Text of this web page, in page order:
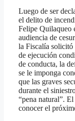
Luego de ser
el delito de
Felipe Quilaqueo
audiencia de
la Fiscalía solicitó
de ejecución
de conducta, la
se le imponga
que las graves
durante el
“pena natural”.
conocer el